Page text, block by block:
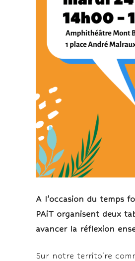
A l’occasion du temps
PAiT organisent deux
avancer la réflexion
Sur notre territoire